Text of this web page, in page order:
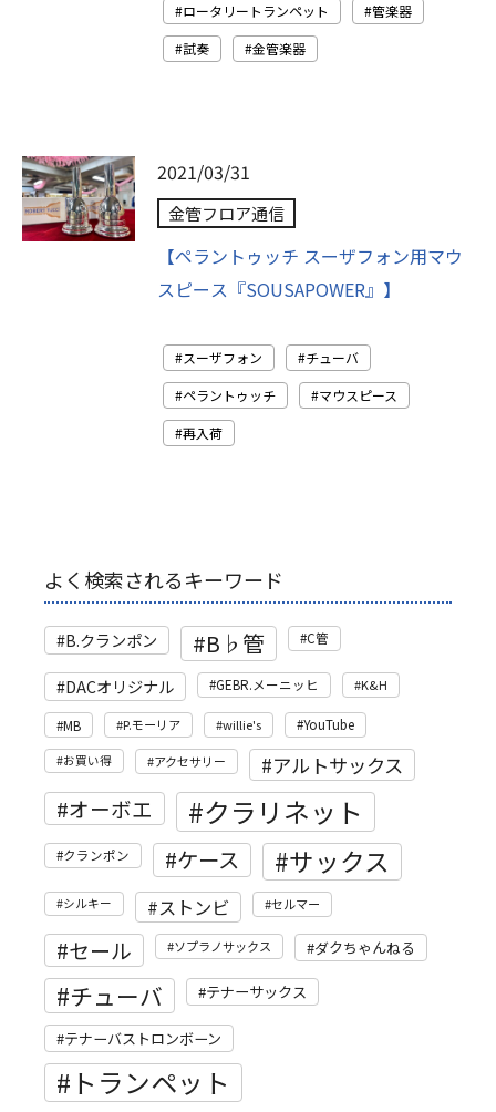
ロータリートランペット
管楽器
試奏
金管楽器
2021/03/31
金管フロア通信
【ペラントゥッチ スーザフォン用マウ
スピース『SOUSAPOWER』】
スーザフォン
チューバ
ペラントゥッチ
マウスピース
再入荷
よく検索されるキーワード
B.クランポン B♭管 C管
DACオリジナル GEBR.メーニッヒ K&H
MB P.モーリア willie's YouTube
お買い得 アクセサリー アルトサックス
オーボエ クラリネット
クランポン ケース サックス
シルキー ストンビ セルマー
セール ソプラノサックス ダクちゃんねる
チューバ テナーサックス
テナーバストロンボーン
トランペット